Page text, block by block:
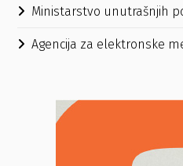
Ministarstvo unutrašnjih
Agencija za elektronske